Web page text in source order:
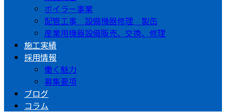
ボイラー事業
配管工事 設備機器修理 製缶
産業用機器設備販売、交換、修理
施工実績
採用情報
働く魅力
募集要項
ブログ
コラム